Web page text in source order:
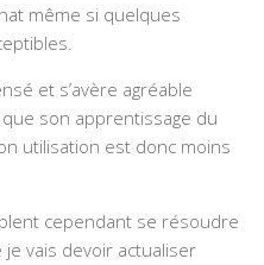
même si quelques
et s’avère agréable
son apprentissage du
utilisation est donc moins
cependant se résoudre
vais devoir actualiser